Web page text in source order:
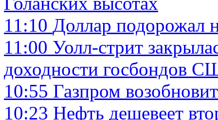
11:10 Доллар подорожал
11:00 Уолл-стрит
доходности госбондов
10:55 Газпром
10:23 Нефть дешевеет